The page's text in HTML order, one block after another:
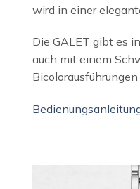
wird in einer
Die GALET gibt es
auch mit einem